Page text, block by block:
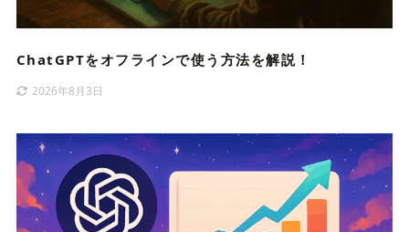
ChatGPTをオフラインで使う方法を解説！
2026年8月3日